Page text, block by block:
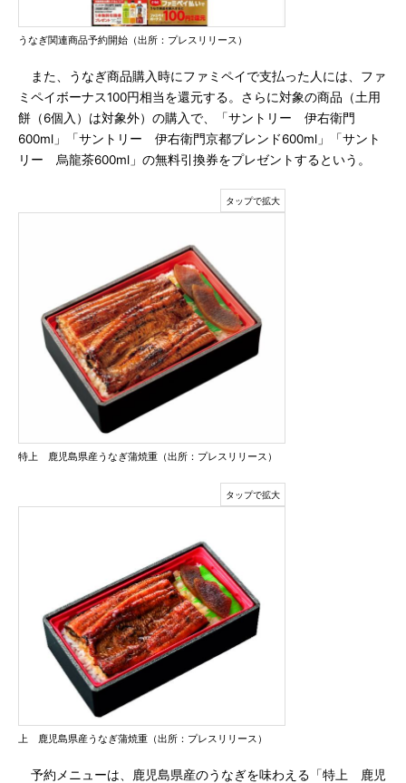
うなぎ関連商品予約開始（出所：プレスリリース）
また、うなぎ商品購入時にファミペイで支払った人には、ファ
ミペイボーナス100円相当を還元する。さらに対象の商品（土用
餅（6個入）は対象外）の購入で、「サントリー 伊右衛門
600ml」「サントリー 伊右衛門京都ブレンド600ml」「サント
リー 烏龍茶600ml」の無料引換券をプレゼントするという。
特上 鹿児島県産うなぎ蒲焼重（出所：プレスリリース）
上 鹿児島県産うなぎ蒲焼重（出所：プレスリリース）
予約メニューは、鹿児島県産のうなぎを味わえる「特上 鹿児